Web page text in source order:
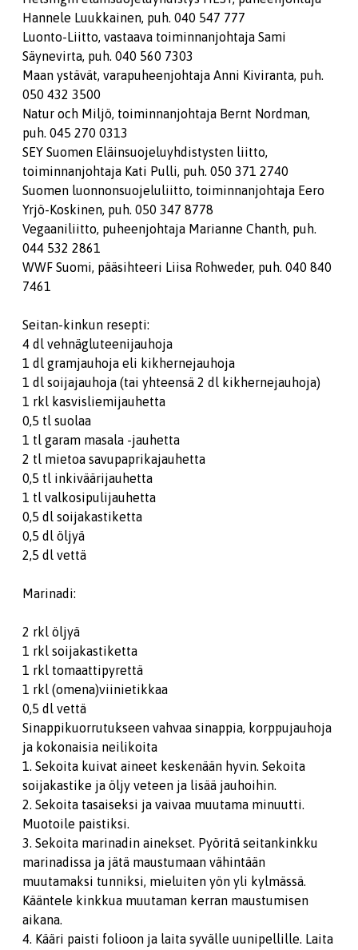
Hannele Luukkainen, puh. 040 547 777
Luonto-Liitto, vastaava toiminnanjohtaja Sami
Säynevirta, puh. 040 560 7303
Maan ystävät, varapuheenjohtaja Anni Kiviranta, puh.
050 432 3500
Natur och Miljö, toiminnanjohtaja Bernt Nordman,
puh. 045 270 0313
SEY Suomen Eläinsuojeluyhdistysten liitto,
toiminnanjohtaja Kati Pulli, puh. 050 371 2740
Suomen luonnonsuojeluliitto, toiminnanjohtaja Eero
Yrjö-Koskinen, puh. 050 347 8778
Vegaaniliitto, puheenjohtaja Marianne Chanth, puh.
044 532 2861
WWF Suomi, pääsihteeri Liisa Rohweder, puh. 040 840
7461
Seitan-kinkun resepti:
4 dl vehnägluteenijauhoja
1 dl gramjauhoja eli kikhernejauhoja
1 dl soijajauhoja (tai yhteensä 2 dl kikhernejauhoja)
1 rkl kasvisliemijauhetta
0,5 tl suolaa
1 tl garam masala -jauhetta
2 tl mietoa savupaprikajauhetta
0,5 tl inkiväärijauhetta
1 tl valkosipulijauhetta
0,5 dl soijakastiketta
0,5 dl öljyä
2,5 dl vettä
Marinadi:
2 rkl öljyä
1 rkl soijakastiketta
1 rkl tomaattipyrettä
1 rkl (omena)viinietikkaa
0,5 dl vettä
Sinappikuorrutukseen vahvaa sinappia, korppujauhoja
ja kokonaisia neilikoita
1. Sekoita kuivat aineet keskenään hyvin. Sekoita
soijakastike ja öljy veteen ja lisää jauhoihin.
2. Sekoita tasaiseksi ja vaivaa muutama minuutti.
Muotoile paistiksi.
3. Sekoita marinadin ainekset. Pyöritä seitankinkku
marinadissa ja jätä maustumaan vähintään
muutamaksi tunniksi, mieluiten yön yli kylmässä.
Kääntele kinkkua muutaman kerran maustumisen
aikana.
4. Kääri paisti folioon ja laita syvälle uunipellille. Laita